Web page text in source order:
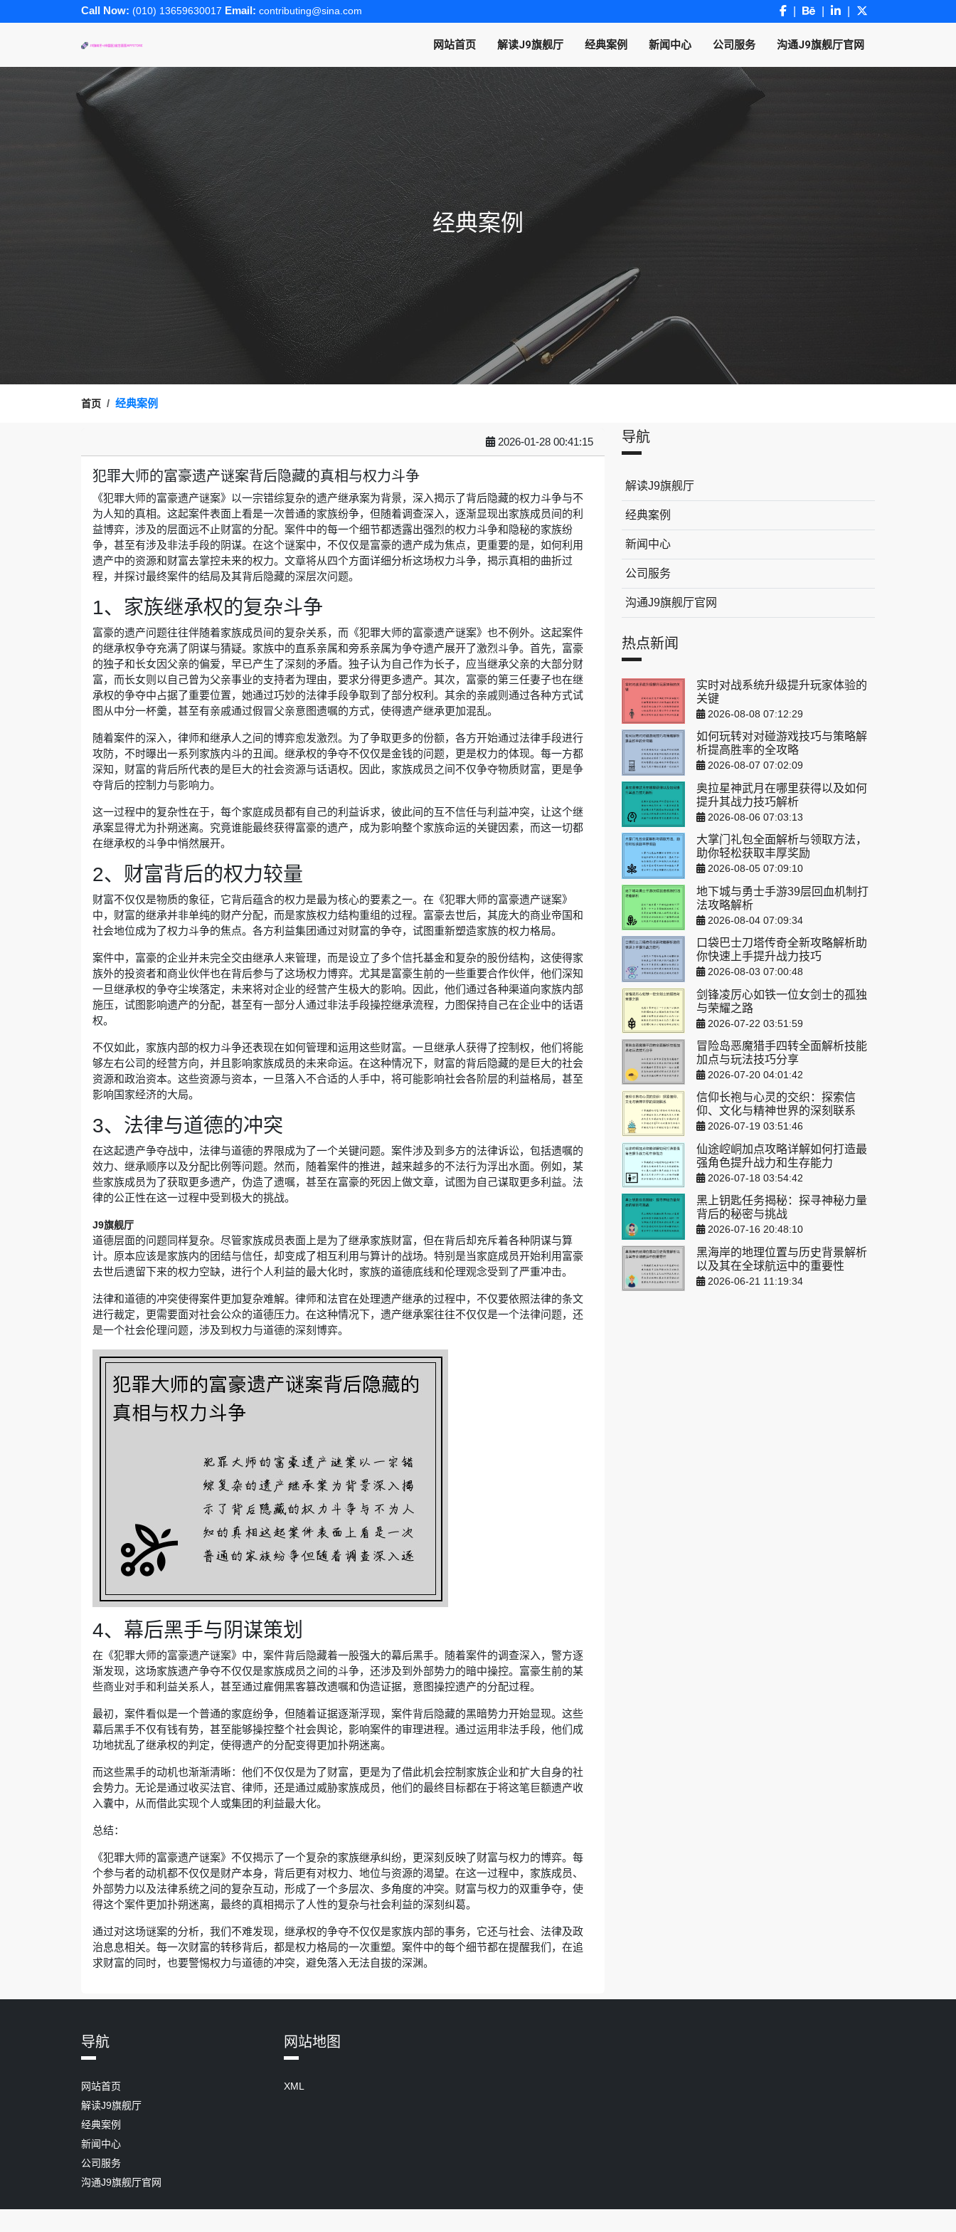
Call Now: (010) 13659630017 Email: contributing@sina.com
网站首页 解读J9旗舰厅 经典案例 新闻中心 公司服务 沟通J9旗舰厅官网
经典案例
首页 经典案例
2026-01-28 00:41:15
犯罪大师的富豪遗产谜案背后隐藏的真相与权力斗争
《犯罪大师的富豪遗产谜案》以一宗错综复杂的遗产继承案为背景，深入揭示了背后隐藏的权力斗争与不
为人知的真相。这起案件表面上看是一次普通的家族纷争，但随着调查深入，逐渐显现出家族成员间的利
益博弈，涉及的层面远不止财富的分配。案件中的每一个细节都透露出强烈的权力斗争和隐秘的家族纷
争，甚至有涉及非法手段的阴谋。在这个谜案中，不仅仅是富豪的遗产成为焦点，更重要的是，如何利用
遗产中的资源和财富去掌控未来的权力。文章将从四个方面详细分析这场权力斗争，揭示真相的曲折过
程，并探讨最终案件的结局及其背后隐藏的深层次问题。
1、家族继承权的复杂斗争
富豪的遗产问题往往伴随着家族成员间的复杂关系，而《犯罪大师的富豪遗产谜案》也不例外。这起案件
的继承权争夺充满了阴谋与猜疑。家族中的直系亲属和旁系亲属为争夺遗产展开了激烈斗争。首先，富豪
的独子和长女因父亲的偏爱，早已产生了深刻的矛盾。独子认为自己作为长子，应当继承父亲的大部分财
富，而长女则以自己曾为父亲事业的支持者为理由，要求分得更多遗产。其次，富豪的第三任妻子也在继
承权的争夺中占据了重要位置，她通过巧妙的法律手段争取到了部分权利。其余的亲戚则通过各种方式试
图从中分一杯羹，甚至有亲戚通过假冒父亲意图遗嘱的方式，使得遗产继承更加混乱。
随着案件的深入，律师和继承人之间的博弈愈发激烈。为了争取更多的份额，各方开始通过法律手段进行
攻防，不时曝出一系列家族内斗的丑闻。继承权的争夺不仅仅是金钱的问题，更是权力的体现。每一方都
深知，财富的背后所代表的是巨大的社会资源与话语权。因此，家族成员之间不仅争夺物质财富，更是争
夺背后的控制力与影响力。
这一过程中的复杂性在于，每个家庭成员都有自己的利益诉求，彼此间的互不信任与利益冲突，让这个继
承案显得尤为扑朔迷离。究竟谁能最终获得富豪的遗产，成为影响整个家族命运的关键因素，而这一切都
在继承权的斗争中悄然展开。
2、财富背后的权力较量
财富不仅仅是物质的象征，它背后蕴含的权力是最为核心的要素之一。在《犯罪大师的富豪遗产谜案》
中，财富的继承并非单纯的财产分配，而是家族权力结构重组的过程。富豪去世后，其庞大的商业帝国和
社会地位成为了权力斗争的焦点。各方利益集团通过对财富的争夺，试图重新塑造家族的权力格局。
案件中，富豪的企业并未完全交由继承人来管理，而是设立了多个信托基金和复杂的股份结构，这使得家
族外的投资者和商业伙伴也在背后参与了这场权力博弈。尤其是富豪生前的一些重要合作伙伴，他们深知
一旦继承权的争夺尘埃落定，未来将对企业的经营产生极大的影响。因此，他们通过各种渠道向家族内部
施压，试图影响遗产的分配，甚至有一部分人通过非法手段操控继承流程，力图保持自己在企业中的话语
权。
不仅如此，家族内部的权力斗争还表现在如何管理和运用这些财富。一旦继承人获得了控制权，他们将能
够左右公司的经营方向，并且影响家族成员的未来命运。在这种情况下，财富的背后隐藏的是巨大的社会
资源和政治资本。这些资源与资本，一旦落入不合适的人手中，将可能影响社会各阶层的利益格局，甚至
影响国家经济的大局。
3、法律与道德的冲突
在这起遗产争夺战中，法律与道德的界限成为了一个关键问题。案件涉及到多方的法律诉讼，包括遗嘱的
效力、继承顺序以及分配比例等问题。然而，随着案件的推进，越来越多的不法行为浮出水面。例如，某
些家族成员为了获取更多遗产，伪造了遗嘱，甚至在富豪的死因上做文章，试图为自己谋取更多利益。法
律的公正性在这一过程中受到极大的挑战。
J9旗舰厅
道德层面的问题同样复杂。尽管家族成员表面上是为了继承家族财富，但在背后却充斥着各种阴谋与算
计。原本应该是家族内的团结与信任，却变成了相互利用与算计的战场。特别是当家庭成员开始利用富豪
去世后遗留下来的权力空缺，进行个人利益的最大化时，家族的道德底线和伦理观念受到了严重冲击。
法律和道德的冲突使得案件更加复杂难解。律师和法官在处理遗产继承的过程中，不仅要依照法律的条文
进行裁定，更需要面对社会公众的道德压力。在这种情况下，遗产继承案往往不仅仅是一个法律问题，还
是一个社会伦理问题，涉及到权力与道德的深刻博弈。
4、幕后黑手与阴谋策划
在《犯罪大师的富豪遗产谜案》中，案件背后隐藏着一股强大的幕后黑手。随着案件的调查深入，警方逐
渐发现，这场家族遗产争夺不仅仅是家族成员之间的斗争，还涉及到外部势力的暗中操控。富豪生前的某
些商业对手和利益关系人，甚至通过雇佣黑客篡改遗嘱和伪造证据，意图操控遗产的分配过程。
最初，案件看似是一个普通的家庭纷争，但随着证据逐渐浮现，案件背后隐藏的黑暗势力开始显现。这些
幕后黑手不仅有钱有势，甚至能够操控整个社会舆论，影响案件的审理进程。通过运用非法手段，他们成
功地扰乱了继承权的判定，使得遗产的分配变得更加扑朔迷离。
而这些黑手的动机也渐渐清晰：他们不仅仅是为了财富，更是为了借此机会控制家族企业和扩大自身的社
会势力。无论是通过收买法官、律师，还是通过威胁家族成员，他们的最终目标都在于将这笔巨额遗产收
入囊中，从而借此实现个人或集团的利益最大化。
总结：
《犯罪大师的富豪遗产谜案》不仅揭示了一个复杂的家族继承纠纷，更深刻反映了财富与权力的博弈。每
个参与者的动机都不仅仅是财产本身，背后更有对权力、地位与资源的渴望。在这一过程中，家族成员、
外部势力以及法律系统之间的复杂互动，形成了一个多层次、多角度的冲突。财富与权力的双重争夺，使
得这个案件更加扑朔迷离，最终的真相揭示了人性的复杂与社会利益的深刻纠葛。
通过对这场谜案的分析，我们不难发现，继承权的争夺不仅仅是家族内部的事务，它还与社会、法律及政
治息息相关。每一次财富的转移背后，都是权力格局的一次重塑。案件中的每个细节都在提醒我们，在追
求财富的同时，也要警惕权力与道德的冲突，避免落入无法自拔的深渊。
导航
解读J9旗舰厅
经典案例
新闻中心
公司服务
沟通J9旗舰厅官网
热点新闻
实时对战系统升级提升玩家体验的
关键
2026-08-08 07:12:29
如何玩转对对碰游戏技巧与策略解
析提高胜率的全攻略
2026-08-07 07:02:09
奥拉星神武月在哪里获得以及如何
提升其战力技巧解析
2026-08-06 07:03:13
大掌门礼包全面解析与领取方法，
助你轻松获取丰厚奖励
2026-08-05 07:09:10
地下城与勇士手游39层回血机制打
法攻略解析
2026-08-04 07:09:34
口袋巴士刀塔传奇全新攻略解析助
你快速上手提升战力技巧
2026-08-03 07:00:48
剑锋凌厉心如铁一位女剑士的孤独
与荣耀之路
2026-07-22 03:51:59
冒险岛恶魔猎手四转全面解析技能
加点与玩法技巧分享
2026-07-20 04:01:42
信仰长袍与心灵的交织：探索信
仰、文化与精神世界的深刻联系
2026-07-19 03:51:46
仙途崆峒加点攻略详解如何打造最
强角色提升战力和生存能力
2026-07-18 03:54:42
黑上钥匙任务揭秘：探寻神秘力量
背后的秘密与挑战
2026-07-16 20:48:10
黑海岸的地理位置与历史背景解析
以及其在全球航运中的重要性
2026-06-21 11:19:34
导航
网站首页
解读J9旗舰厅
经典案例
新闻中心
公司服务
沟通J9旗舰厅官网
网站地图
XML